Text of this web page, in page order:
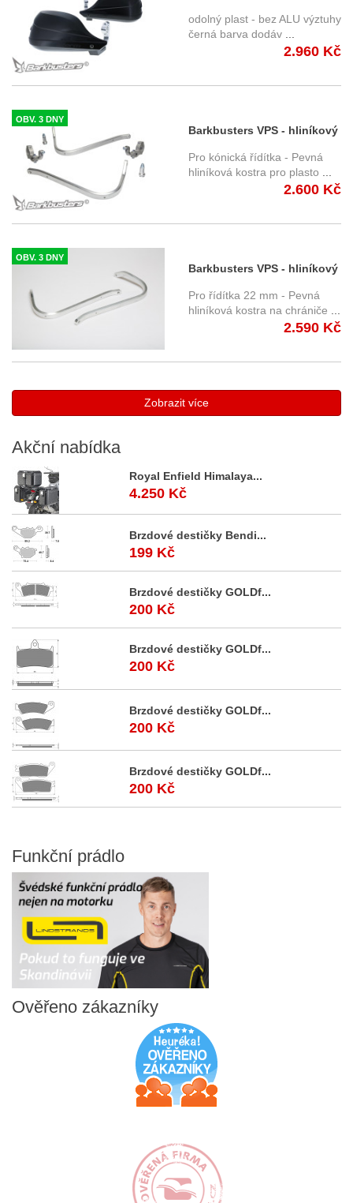
chránič páček STM-001-00-
BK
odolný plast - bez ALU výztuhy
černá barva dodáv
2.960 Kč
OBV. 3 DNY
Barkbusters VPS - hliníkový
držák chráničů páček pro
kónická řidítka BHG-002-00-
Pro kónická řídítka - Pevná
hliníková kostra pro plasto
2.600 Kč
OBV. 3 DNY
Barkbusters VPS - hliníkový
držák chráničů páček pro
řidítka 22 mm
Pro řídítka 22 mm - Pevná
hliníková kostra na chrániče
2.590 Kč
Zobrazit více
Akční nabídka
Royal Enfield Himalaya...
4.250 Kč
Brzdové destičky Bendi...
199 Kč
Brzdové destičky GOLDf...
200 Kč
Brzdové destičky GOLDf...
200 Kč
Brzdové destičky GOLDf...
200 Kč
Brzdové destičky GOLDf...
200 Kč
Funkční prádlo
Ověřeno zákazníky